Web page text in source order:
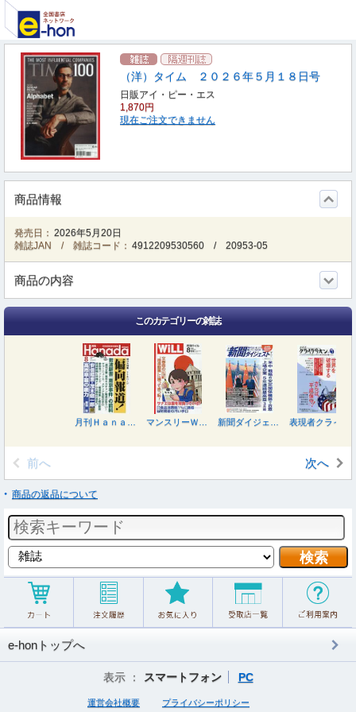
（洋）タイム ２０２６年５月１８日号
日販アイ・ピー・エス
1,870円
現在ご注文できません
商品情報
発売日： 2026年5月20日
雑誌JAN / 雑誌コード： 4912209530560 /20953-05
商品の内容
このカテゴリーの雑誌
前へ 次へ
商品の返品について
e-honトップへ
表示 ： スマートフォン PC
運営会社概要 プライバシーポリシー